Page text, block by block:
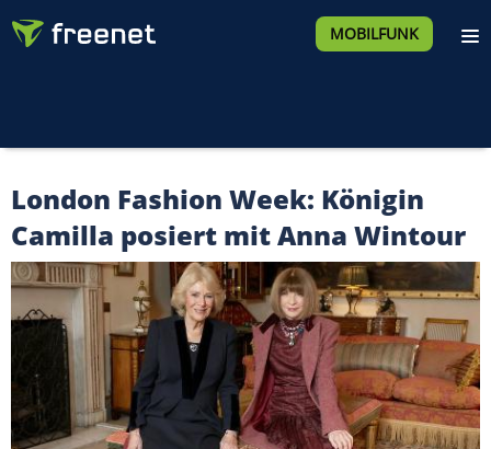
MOBILFUNK
London Fashion Week: Königin
Camilla posiert mit Anna Wintour